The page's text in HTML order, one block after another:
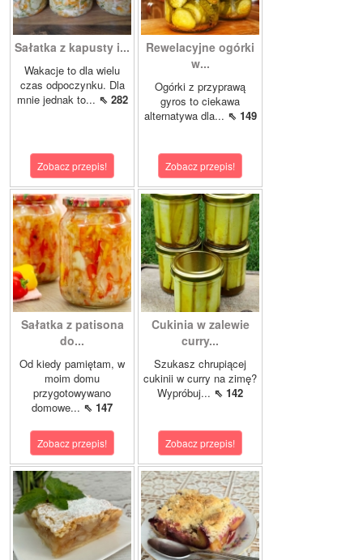
Sałatka z kapusty i...
Wakacje to dla wielu
czas odpoczynku. Dla
mnie jednak to... ⇖ 282
Zobacz przepis!
Rewelacyjne ogórki
w...
Ogórki z przyprawą
gyros to ciekawa
alternatywa dla... ⇖ 149
Zobacz przepis!
Sałatka z patisona
do...
Od kiedy pamiętam, w
moim domu
przygotowywano
domowe... ⇖ 147
Zobacz przepis!
Cukinia w zalewie
curry...
Szukasz chrupiącej
cukinii w curry na zimę?
Wypróbuj... ⇖ 142
Zobacz przepis!